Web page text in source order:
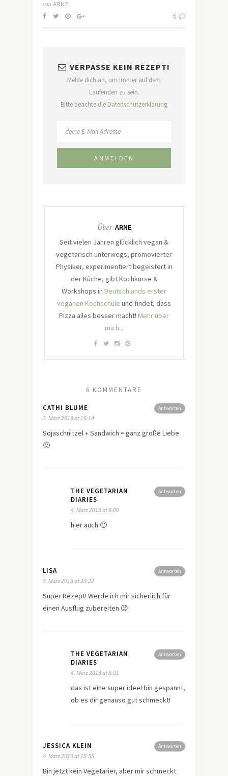
von ARNE
6
VERPASSE KEIN REZEPT!
Melde dich an, um immer auf dem
Laufenden zu sein.
Bitte beachte die Datenschutzerklärung
Über ARNE
Seit vielen Jahren glücklich vegan &
vegetarisch unterwegs, promovierter
Physiker, experimentiert begeistert in
der Küche, gibt Kochkurse &
Workshops in Deutschlands erster
veganen Kochschule und findet, dass
Pizza alles besser macht! Mehr über
mich...
6 KOMMENTARE
Antworten
CATHI BLUME
3. März 2013 at 16:14
Sojaschnitzel + Sandwich = ganz große Liebe
🙂
Antworten
THE VEGETARIAN
DIARIES
4. März 2013 at 8:00
hier auch 🙂
Antworten
LISA
3. März 2013 at 20:22
Super Rezept! Werde ich mir sicherlich für
einen Ausflug zubereiten 😉
Antworten
THE VEGETARIAN
DIARIES
4. März 2013 at 8:01
das ist eine super idee! bin gespannt,
ob es dir genauso gut schmeckt!
Antworten
JESSICA KLEIN
4. März 2013 at 15:35
Bin jetzt kein Vegetarier, aber mir schmeckt